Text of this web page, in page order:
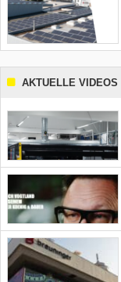
AKTUELLE VIDEOS